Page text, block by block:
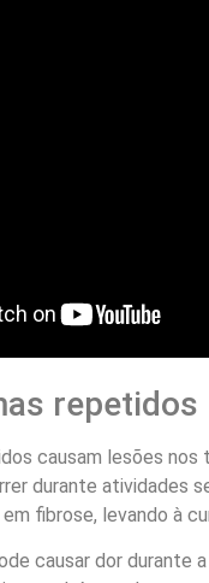
repetidos
causam lesões nos
durante atividades
fibrose, levando à
causar dor durante